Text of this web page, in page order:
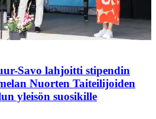
Savo lahjoitti stipendin
Nuorten Taiteilijoiden
yleisön suosikille